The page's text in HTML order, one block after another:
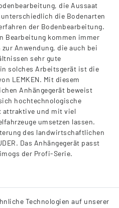
die Aussaat
die Bodenarten
der Bodenbearbeitung.
Bearbeitung kommen immer
Anwendung, die auch bei
sehr gute
solches Arbeitsgerät ist die
LEMKEN. Mit diesem
Anhängegerät beweist
hochtechnologische
attraktive und mit viel
umsetzen lassen.
des landwirtschaftlichen
Das Anhängegerät passt
der Profi-Serie.
Technologien auf unserer